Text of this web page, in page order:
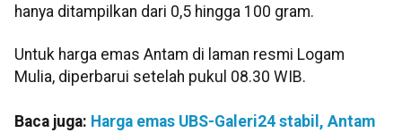
hanya ditampilkan dari 0,5 hingga 100 gram.
Untuk harga emas Antam di laman resmi Logam
Mulia, diperbarui setelah pukul 08.30 WIB.
Baca juga: Harga emas UBS-Galeri24 stabil, Antam